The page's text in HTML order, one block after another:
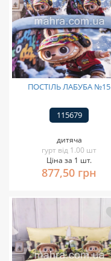
ПОСТІЛЬ ЛАБУБА №15
115679
дитяча
гурт від 1.00 шт
Ціна за 1 шт.
877,50 грн